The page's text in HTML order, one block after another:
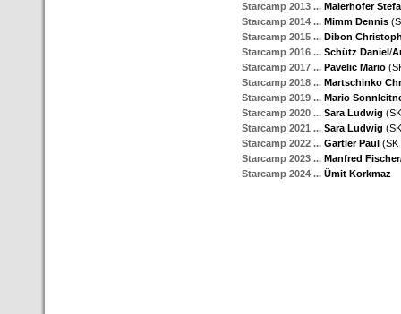
Starcamp 2013 ... Maierhofer
Starcamp 2014 ... Mimm Dennis
Starcamp 2015 ... Dibon
Starcamp 2016 ... Schütz Daniel/
Starcamp 2017 ... Pavelic Mario
Starcamp 2018 ... Martschinko
Starcamp 2019 ... Mario
Starcamp 2020 ... Sara Ludwig
Starcamp 2021 ... Sara Ludwig
Starcamp 2022 ... Gartler Paul (SK
Starcamp 2023 ... Manfred
Starcamp 2024 ... Ümit Korkmaz